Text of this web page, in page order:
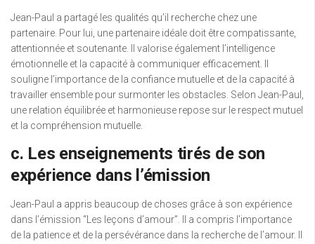
Jean-Paul a partagé les qualités qu’il recherche chez une
partenaire. Pour lui, une partenaire idéale doit être compatissante,
attentionnée et soutenante. Il valorise également l’intelligence
émotionnelle et la capacité à communiquer efficacement. Il
souligne l’importance de la confiance mutuelle et de la capacité à
travailler ensemble pour surmonter les obstacles. Selon Jean-Paul,
une relation équilibrée et harmonieuse repose sur le respect mutuel
et la compréhension mutuelle.
c. Les enseignements tirés de son
expérience dans l’émission
Jean-Paul a appris beaucoup de choses grâce à son expérience
dans l’émission “Les leçons d’amour”. Il a compris l’importance
de la patience et de la persévérance dans la recherche de l’amour. Il